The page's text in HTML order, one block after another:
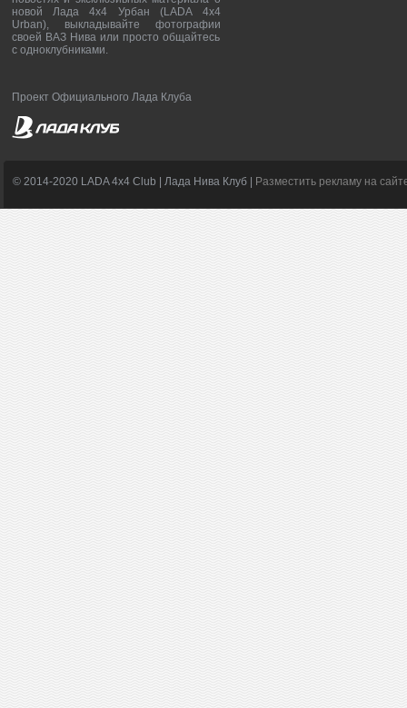
новой Лада 4х4 Урбан (LADA 4x4
Urban), выкладывайте фотографии
своей ВАЗ Нива или просто общайтесь
с одноклубниками.
Проект Официального Лада Клуба
© 2014-2020 LADA 4x4 Club | Лада Нива Клуб | Разместить рекламу на